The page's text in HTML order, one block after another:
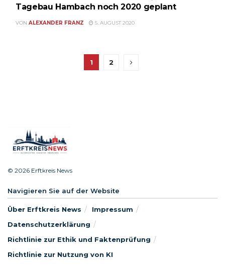
Tagebau Hambach noch 2020 geplant
VON ALEXANDER FRANZ 5. AUGUST 2020
1 2
© 2026 Erftkreis News
Navigieren Sie auf der Website
Über Erftkreis News
Impressum
Datenschutzerklärung
Richtlinie zur Ethik und Faktenprüfung
Richtlinie zur Nutzung von KI